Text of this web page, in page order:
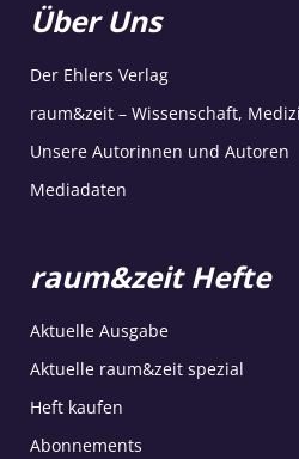
Über Uns
Der Ehlers Verlag
raum&zeit – Wissenschaft,
Unsere Autorinnen und Autoren
Mediadaten
raum&zeit Hefte
Aktuelle Ausgabe
Aktuelle raum&zeit spezial
Heft kaufen
Abonnements